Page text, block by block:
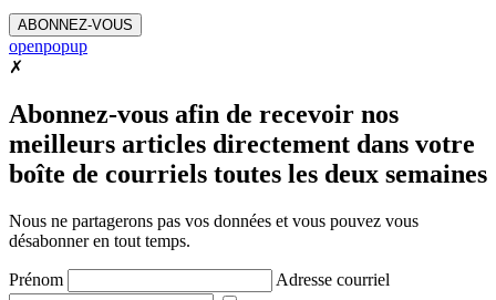
ABONNEZ-VOUS
openpopup
✗
Abonnez-vous afin de recevoir nos
meilleurs articles directement dans votre
boîte de courriels toutes les deux semaines
Nous ne partagerons pas vos données et vous pouvez vous
désabonner en tout temps.
Prénom Adresse courriel